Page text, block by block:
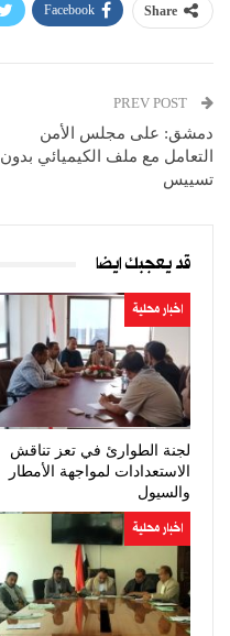
Share
Facebook
دمشق: على مجلس الأمن
التعامل مع ملف الكيميائي بدون
تسييس
قد يعجبك ايضا
اخبار محلية
لجنة الطوارئ في تعز تناقش
الاستعدادات لمواجهة الأمطار
والسيول
اخبار محلية